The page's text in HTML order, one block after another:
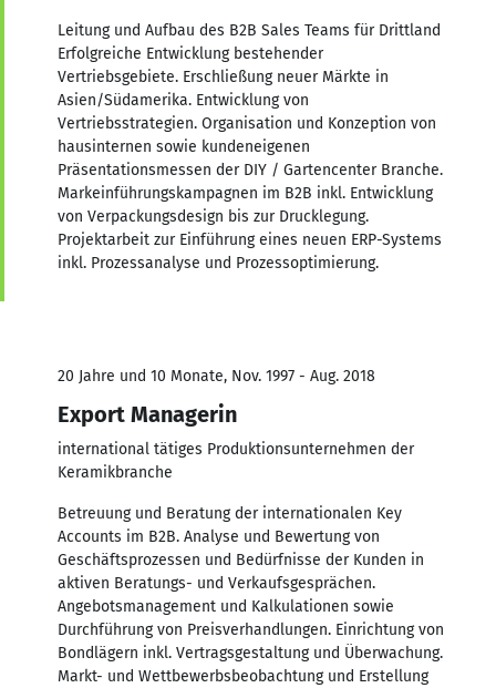
Leitung und Aufbau des B2B Sales Teams für Drittland
Erfolgreiche Entwicklung bestehender
Vertriebsgebiete. Erschließung neuer Märkte in
Asien/Südamerika. Entwicklung von
Vertriebsstrategien. Organisation und Konzeption von
hausinternen sowie kundeneigenen
Präsentationsmessen der DIY / Gartencenter Branche.
Markeinführungskampagnen im B2B inkl. Entwicklung
von Verpackungsdesign bis zur Drucklegung.
Projektarbeit zur Einführung eines neuen ERP-Systems
inkl. Prozessanalyse und Prozessoptimierung.
20 Jahre und 10 Monate, Nov. 1997 - Aug. 2018
Export Managerin
international tätiges Produktionsunternehmen der
Keramikbranche
Betreuung und Beratung der internationalen Key
Accounts im B2B. Analyse und Bewertung von
Geschäftsprozessen und Bedürfnisse der Kunden in
aktiven Beratungs- und Verkaufsgesprächen.
Angebotsmanagement und Kalkulationen sowie
Durchführung von Preisverhandlungen. Einrichtung von
Bondlägern inkl. Vertragsgestaltung und Überwachung.
Markt- und Wettbewerbsbeobachtung und Erstellung